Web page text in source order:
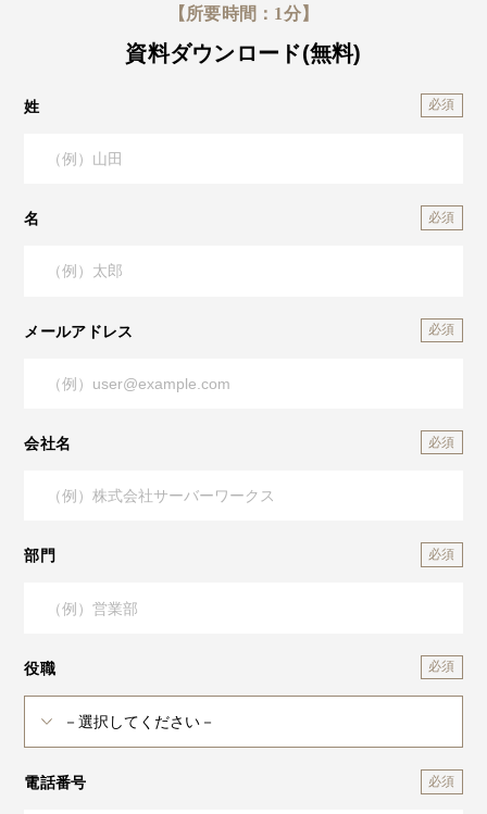
【所要時間：1分】
資料ダウンロード(無料)
姓
名
メールアドレス
会社名
部門
役職
電話番号